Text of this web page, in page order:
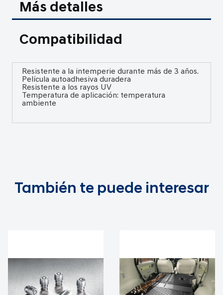
Más detalles
Compatibilidad
Resistente a la intemperie durante más de 3 años.
Película autoadhesiva duradera
Resistente a los rayos UV
Temperatura de aplicación: temperatura
ambiente
También te puede interesar